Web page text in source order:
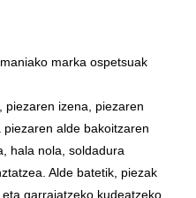
marka ospetsuak
piezaren izena, piezaren
alde bakoitzaren
hala nola, soldadura
Alde batetik, piezak
garraiatzeko kudeatzeko